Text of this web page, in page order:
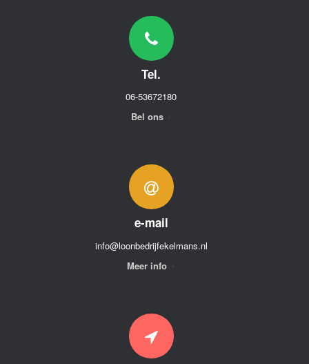
Tel.
06-53672180
Bel ons
e-mail
info@loonbedrijfekelmans.nl
Meer info